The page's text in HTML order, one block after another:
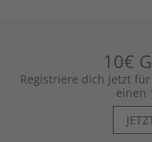
10€
Registriere dich jetzt
einen